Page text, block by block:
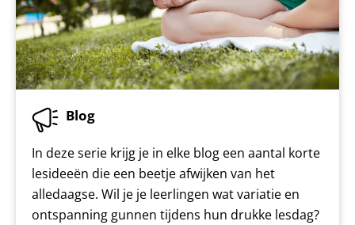
Blog
In deze serie krijg je in elke blog een aantal korte
lesideeën die een beetje afwijken van het
alledaagse. Wil je je leerlingen wat variatie en
ontspanning gunnen tijdens hun drukke lesdag?